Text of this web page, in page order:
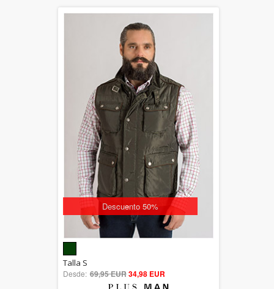
Descuento 50%
out of 5
Talla S
Desde: 69,95 EUR34,98 EUR